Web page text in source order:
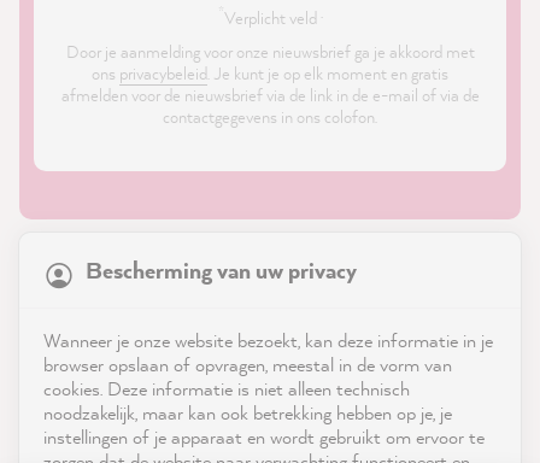
Verplicht veld ·
Door je aanmelding voor onze nieuwsbrief ga je akkoord met
ons privacybeleid. Je kunt je op elk moment en gratis
afmelden voor de nieuwsbrief via de link in de e-mail of via de
contactgegevens in ons colofon.
Service
Neem contact op met
Bescherming van uw privacy
Wanneer je onze website bezoekt, kan deze informatie in je
browser opslaan of opvragen, meestal in de vorm van
cookies. Deze informatie is niet alleen technisch
noodzakelijk, maar kan ook betrekking hebben op je, je
instellingen of je apparaat en wordt gebruikt om ervoor te
21,869Reviews
reviews-io